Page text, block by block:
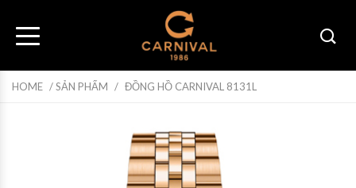
HOME /SẢN PHẨM / ĐỒNG HỒ CARNIVAL 8131L